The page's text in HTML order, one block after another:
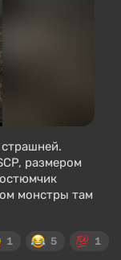
размером
монстры там
1 5 1